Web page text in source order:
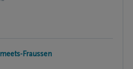
Fraussen